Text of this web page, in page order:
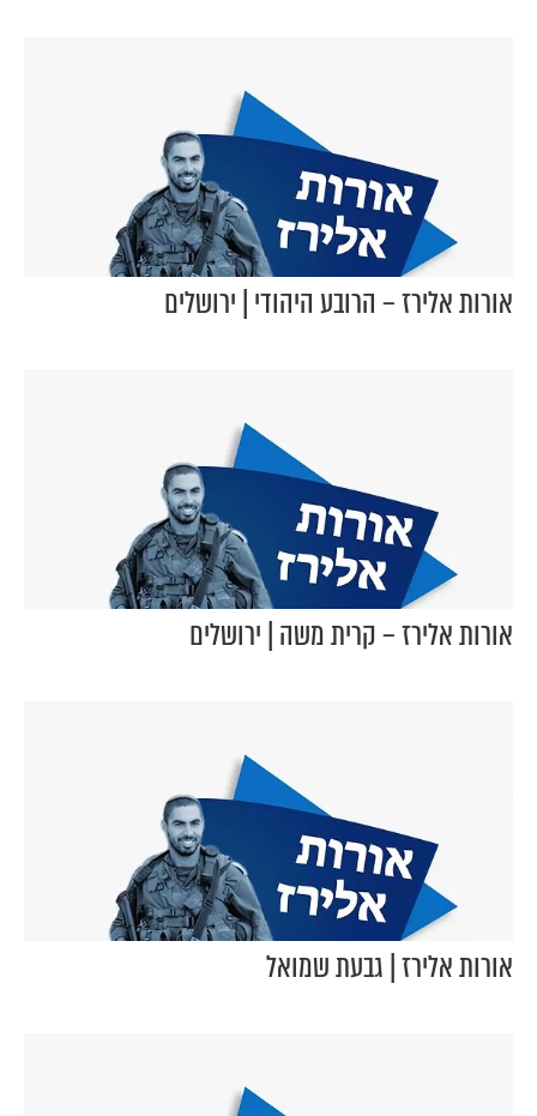
אורות אלירז – הרובע היהודי | ירושלים
אורות אלירז – קרית משה | ירושלים
אורות אלירז | גבעת שמואל